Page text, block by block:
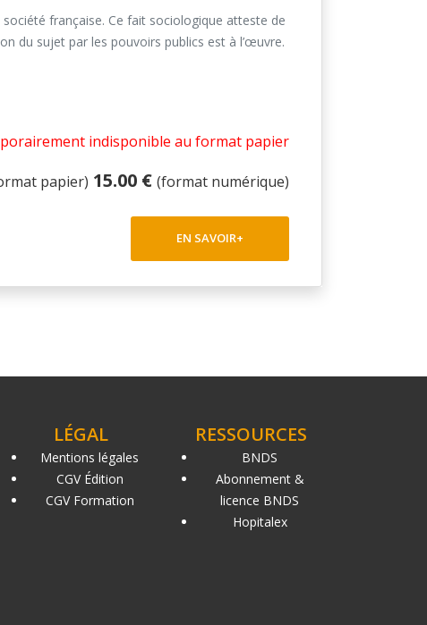
française. Ce fait sociologique atteste de
du sujet par les pouvoirs publics est à l’œuvre.
indisponible au format papier
papier) 15.00 € (format numérique)
EN SAVOIR+
LÉGAL
Mentions légales
CGV Édition
CGV Formation
RESSOURCES
BNDS
Abonnement &
licence BNDS
Hopitalex